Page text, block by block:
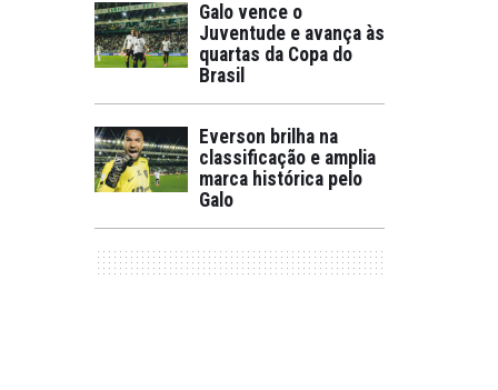
Galo vence o
Juventude e avança às
quartas da Copa do
Brasil
Everson brilha na
classificação e amplia
marca histórica pelo
Galo